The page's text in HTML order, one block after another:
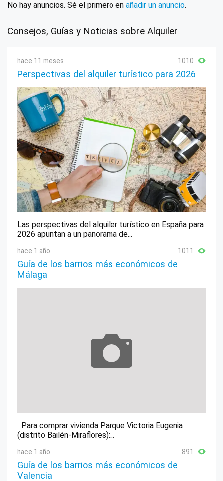
No hay anuncios. Sé el primero en añadir un anuncio.
Consejos, Guías y Noticias sobre Alquiler
hace 11 meses 1010
Perspectivas del alquiler turístico para 2026
Las perspectivas del alquiler turístico en España para
2026 apuntan a un panorama de...
hace 1 año 1011
Guía de los barrios más económicos de
Málaga
Para comprar vivienda Parque Victoria Eugenia
(distrito Bailén-Miraflores):...
hace 1 año 891
Guía de los barrios más económicos de
Valencia